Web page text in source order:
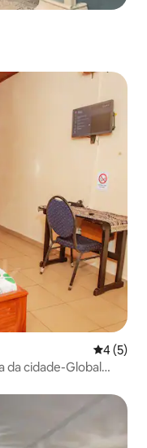
4 de
4 (5)
da cidade-Global